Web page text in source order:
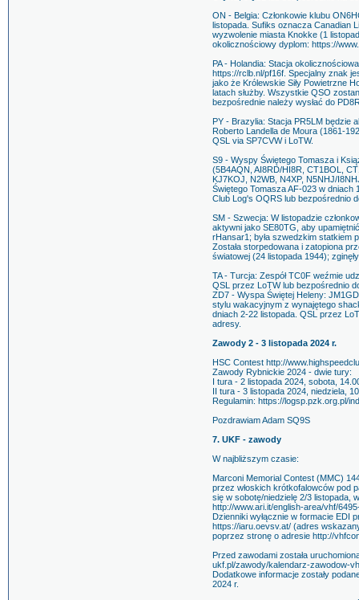
ON - Belgia: Członkowie klubu
listopada. Sufiks oznacza Canadian
wyzwolenie miasta Knokke (1
okolicznościowy dyplom: https://
PA - Holandia: Stacja
https://rclb.nl/pf16f. Specjalny znak
jako że Królewskie Siły Powietrzne
latach służby. Wszystkie QSO
bezpośrednie należy wysłać do
PY - Brazylia: Stacja PR5LM będzie
Roberto Landella de Moura (1861-
QSL via SP7CVW i LoTW.
S9 - Wyspy Świętego Tomasza i
(5B4AQN, AI8RD/HI8R, CT1BOL,
KJ7KOJ, N2WB, N4XP, N5NHJ/
Świętego Tomasza AF-023 w
Club Log's OQRS lub bezpośrednio
SM - Szwecja: W listopadzie
aktywni jako SE80TG, aby
rHansar1; była szwedzkim statkiem
Została storpedowana i zatopiona
światowej (24 listopada 1944);
TA - Turcja: Zespół TC0F weźmie
QSL przez LoTW lub bezpośrednio
ZD7 - Wyspa Świętej Heleny:
stylu wakacyjnym z wynajętego
dniach 2-22 listopada. QSL przez
adresy.
Zawody 2 - 3 listopada 2024 r.
HSC Contest http://
Zawody Rybnickie 2024 - dwie tury:
I tura - 2 listopada 2024, sobota,
II tura - 3 listopada 2024, niedziela,
Regulamin: https://logsp.pzk.org.pl/
Pozdrawiam Adam SQ9S
7. UKF - zawody
W najbliższym czasie:
Marconi Memorial Contest (MMC)
przez włoskich krótkofalowców pod
się w sobotę/niedzielę 2/3 listopada,
http://www.ari.it/english-area/vhf/
Dzienniki wyłącznie w formacie EDI
https://iaru.oevsv.at/ (adres
poprzez stronę o adresie http://
Przed zawodami została
ukf.pl/zawody/kalendarz-zawodow-
Dodatkowe informacje zostały
2024 r.